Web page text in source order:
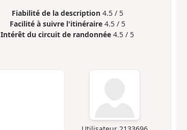
Fiabilité de la description 4.5 / 5
Facilité à suivre l'itinéraire 4.5 / 5
Intérêt du circuit de randonnée 4.5 / 5